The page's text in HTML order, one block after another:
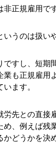
正規雇用です
うのは扱い
ですし、短期
も正規雇用
ます。
先との直接
、例えば残
どうかを決